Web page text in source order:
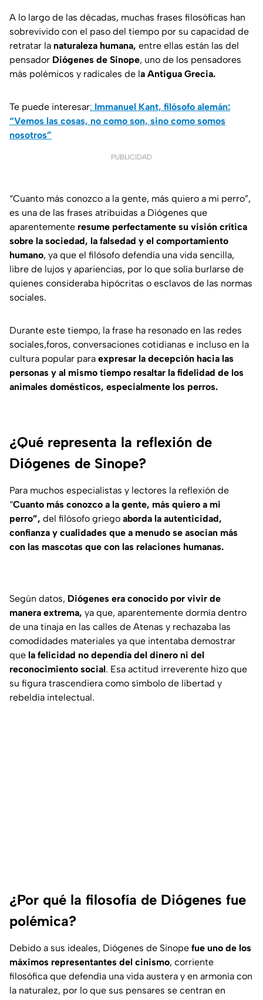
A lo largo de las décadas, muchas frases filosóficas han
sobrevivido con el paso del tiempo por su capacidad de
retratar la naturaleza humana, entre ellas están las del
pensador Diógenes de Sinope, uno de los pensadores
más polémicos y radicales de la Antigua Grecia.
Te puede interesar: Immanuel Kant, filósofo alemán:
“Vemos las cosas, no como son, sino como somos
nosotros”
PUBLICIDAD
“Cuanto más conozco a la gente, más quiero a mi perro”,
es una de las frases atribuidas a Diógenes que
aparentemente resume perfectamente su visión crítica
sobre la sociedad, la falsedad y el comportamiento
humano, ya que el filósofo defendía una vida sencilla,
libre de lujos y apariencias, por lo que solía burlarse de
quienes consideraba hipócritas o esclavos de las normas
sociales.
Durante este tiempo, la frase ha resonado en las redes
sociales,foros, conversaciones cotidianas e incluso en la
cultura popular para expresar la decepción hacia las
personas y al mismo tiempo resaltar la fidelidad de los
animales domésticos, especialmente los perros.
¿Qué representa la reflexión de
Diógenes de Sinope?
Para muchos especialistas y lectores la reflexión de
“Cuanto más conozco a la gente, más quiero a mi
perro”, del filósofo griego aborda la autenticidad,
confianza y cualidades que a menudo se asocian más
con las mascotas que con las relaciones humanas.
Según datos, Diógenes era conocido por vivir de
manera extrema, ya que, aparentemente dormía dentro
de una tinaja en las calles de Atenas y rechazaba las
comodidades materiales ya que intentaba demostrar
que la felicidad no dependía del dinero ni del
reconocimiento social. Esa actitud irreverente hizo que
su figura trascendiera como símbolo de libertad y
rebeldía intelectual.
¿Por qué la filosofía de Diógenes fue
polémica?
Debido a sus ideales, Diógenes de Sinope fue uno de los
máximos representantes del cinismo, corriente
filosófica que defendía una vida austera y en armonía con
la naturalez, por lo que sus pensares se centran en